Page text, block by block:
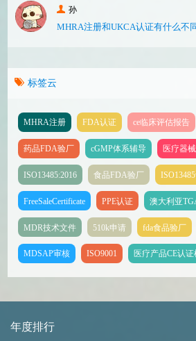
孙
MHRA注册和UKCA认证有什么不
标签云
MHRA注册 FDA认证 ce临床评估报告
药品FDA验厂 cGMP体系辅导 医疗器
ISO13485:2016 食品FDA验厂
FreeSaleCertificate PPE认证 澳大利亚
MDR技术文件 510k申请 fda食品验厂
MDSAP审核 ISO9001 医疗产品CE认证
年度排行